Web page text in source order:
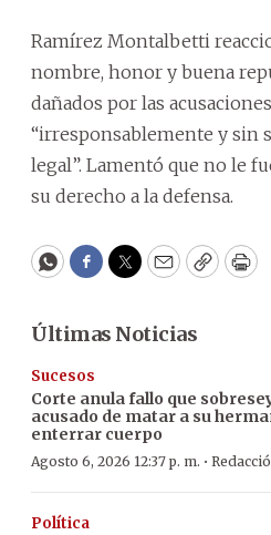
Ramírez Montalbetti
nombre, honor y buena
dañados por las
“irresponsablemente y sin
legal”. Lamentó que no le
su derecho a la defensa.
WhatsApp
Facebook
Twitter
EmailCopy
Últimas Noticias
Sucesos
Corte anula fallo que
acusado de matar a su
enterrar cuerpo
Agosto 6, 2026 12:37 p. m. ·
Política